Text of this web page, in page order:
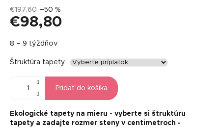
€197,60 –50 %
€98,80
cena:
8 – 9 týždňov
Štruktúra tapety
Pridať do košíka
Ekologické tapety na mieru - vyberte si štruktúru
tapety a zadajte rozmer steny v centimetroch -